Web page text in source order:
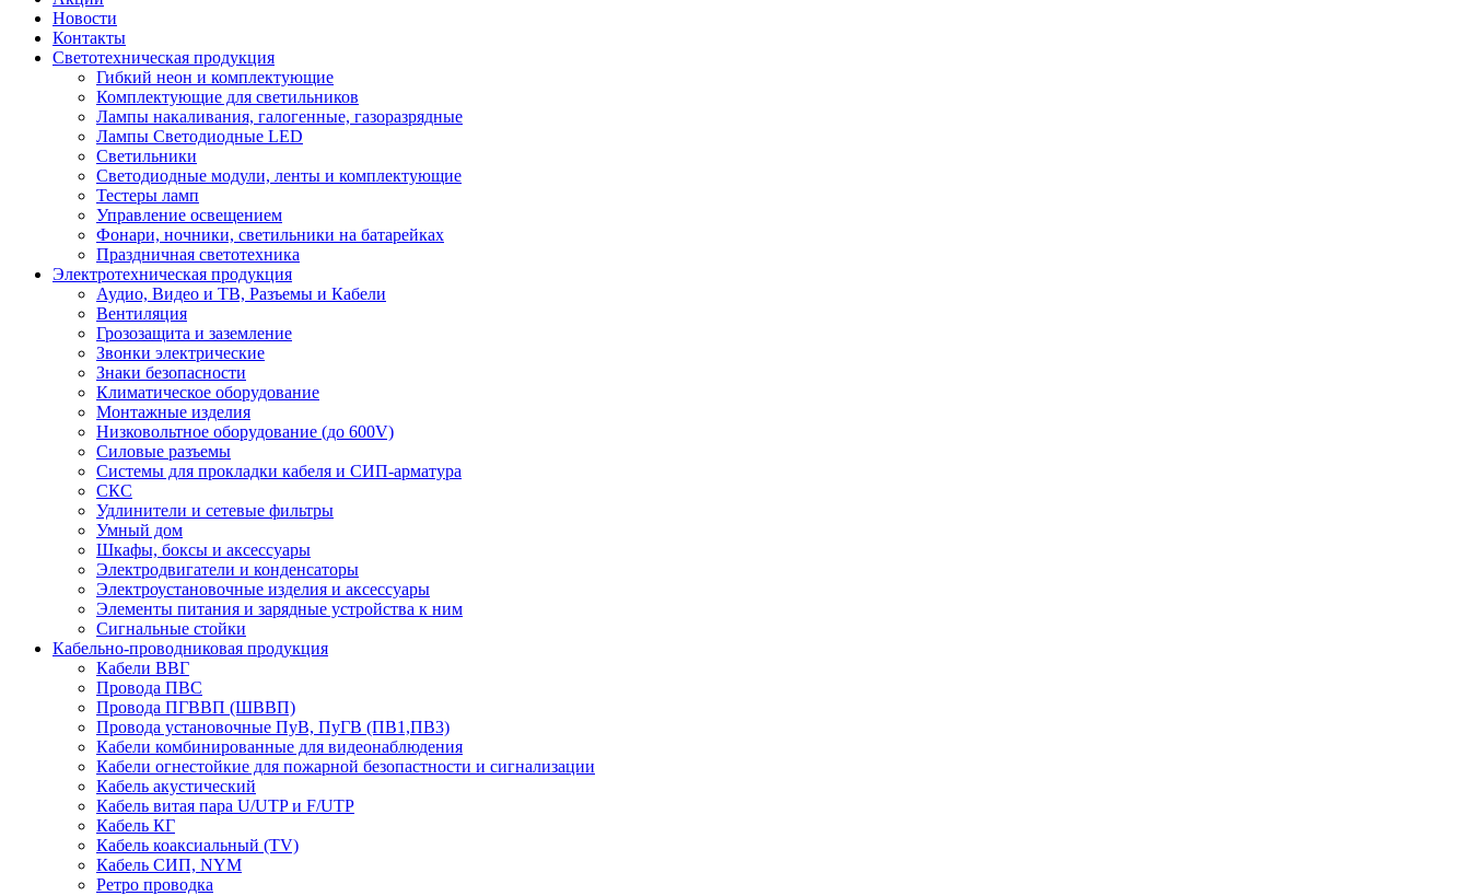
Новости
Контакты
Светотехническая продукция
Гибкий неон и комплектующие
Комплектующие для светильников
Лампы накаливания, галогенные, газоразрядные
Лампы Светодиодные LED
Светильники
Светодиодные модули, ленты и комплектующие
Тестеры ламп
Управление освещением
Фонари, ночники, светильники на батарейках
Праздничная светотехника
Электротехническая продукция
Аудио, Видео и ТВ, Разъемы и Кабели
Вентиляция
Грозозащита и заземление
Звонки электрические
Знаки безопасности
Климатическое оборудование
Монтажные изделия
Низковольтное оборудование (до 600V)
Силовые разъемы
Системы для прокладки кабеля и СИП-арматура
СКС
Удлинители и сетевые фильтры
Умный дом
Шкафы, боксы и аксессуары
Электродвигатели и конденсаторы
Электроустановочные изделия и аксессуары
Элементы питания и зарядные устройства к ним
Сигнальные стойки
Кабельно-проводниковая продукция
Кабели ВВГ
Провода ПВС
Провода ПГВВП (ШВВП)
Провода установочные ПуВ, ПуГВ (ПВ1,ПВ3)
Кабели комбинированные для видеонаблюдения
Кабели огнестойкие для пожарной безопастности и сигнализации
Кабель акустический
Кабель витая пара U/UTP и F/UTP
Кабель КГ
Кабель коаксиальный (TV)
Кабель СИП, NYM
Ретро проводка